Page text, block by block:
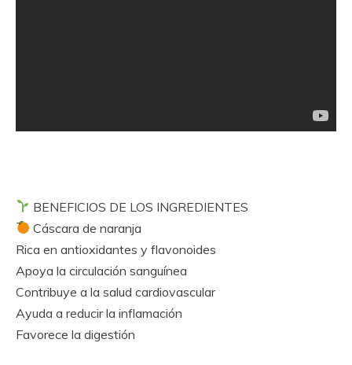
BENEFICIOS DE LOS INGREDIENTES
Cáscara de naranja
Rica en antioxidantes y flavonoides
Apoya la circulación sanguínea
Contribuye a la salud cardiovascular
Ayuda a reducir la inflamación
Favorece la digestión